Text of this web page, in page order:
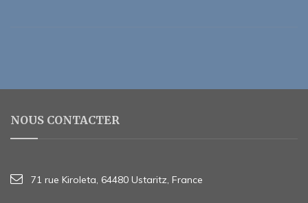
NOUS CONTACTER
71 rue Kiroleta, 64480 Ustaritz, France